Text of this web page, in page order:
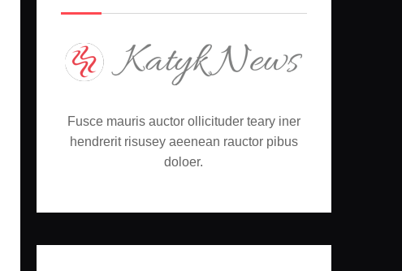
Fusce mauris auctor ollicituder teary iner
hendrerit risusey aeenean rauctor pibus
doloer.